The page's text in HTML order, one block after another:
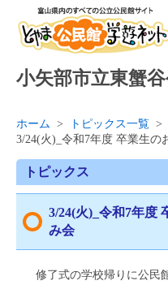
小矢部市立東蟹
ホーム > トピックス一覧 >
3/24(火)_令和7年度 卒業生の
トピックス
3/24(火)_令和7年度
み会
修了式の学校帰りに公民